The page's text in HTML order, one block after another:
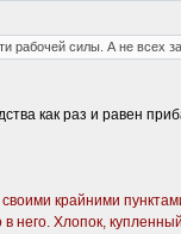
рабочей силы. А не всех
как раз и равен
крайними
Хлопок,